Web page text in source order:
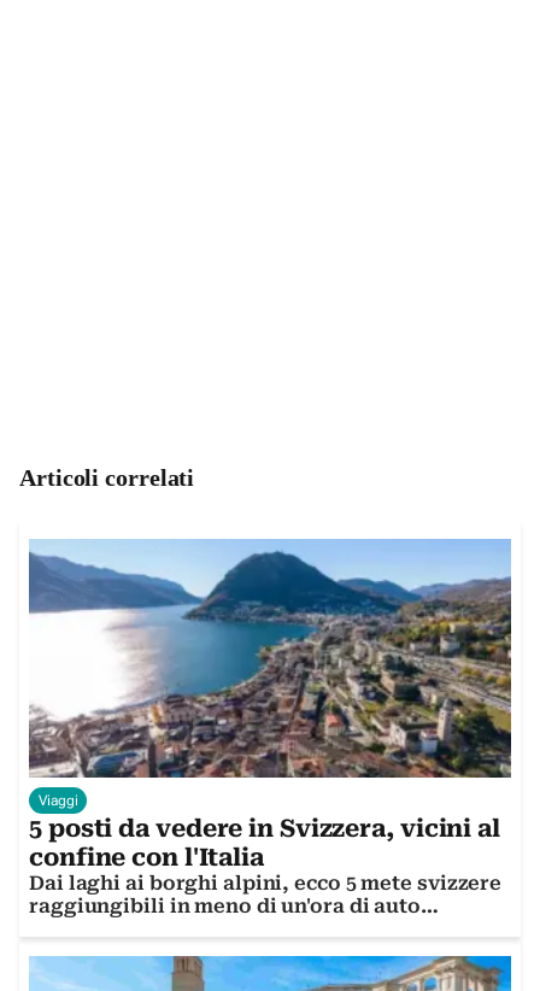
Articoli correlati
Viaggi
5 posti da vedere in Svizzera, vicini al
confine con l'Italia
Dai laghi ai borghi alpini, ecco 5 mete svizzere
raggiungibili in meno di un'ora di auto